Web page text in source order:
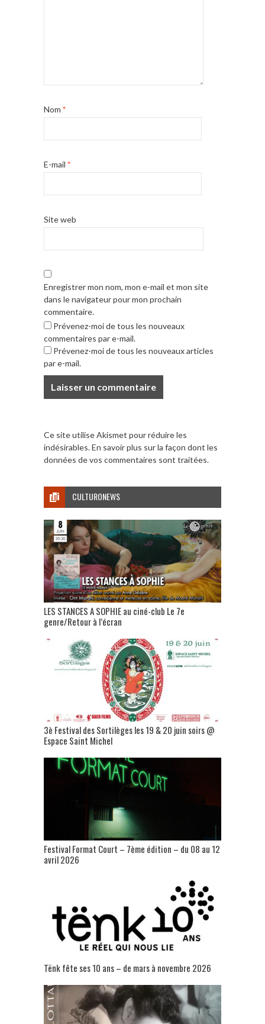
Nom *
E-mail *
Site web
Enregistrer mon nom, mon e-mail et mon site
dans le navigateur pour mon prochain
commentaire.
Prévenez-moi de tous les nouveaux
commentaires par e-mail.
Prévenez-moi de tous les nouveaux articles
par e-mail.
Ce site utilise Akismet pour réduire les
indésirables.En savoir plus sur la façon dont les
données de vos commentaires sont traitées.
CULTURONEWS
LES STANCES A SOPHIE au ciné-club Le 7e
genre/Retour à l’écran
3è Festival des Sortilèges les 19 & 20 juin soirs @
Espace Saint Michel
Festival Format Court – 7ème édition – du 08 au 12
avril 2026
Tënk fête ses 10 ans – de mars à novembre 2026